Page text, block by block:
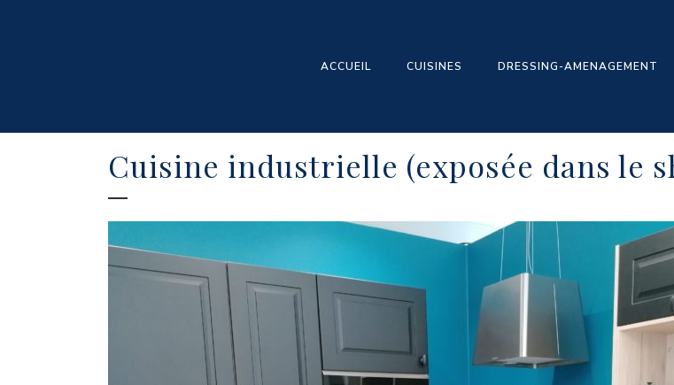
ACCUEIL CUISINES DRESSING-AMENAGEMENT
Cuisine industrielle (exposée dans le